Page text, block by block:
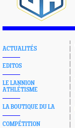
ACTUALITÉS
EDITOS
LE LANNION
ATHLÉTISME
LA BOUTIQUE DU LA
COMPÉTITION